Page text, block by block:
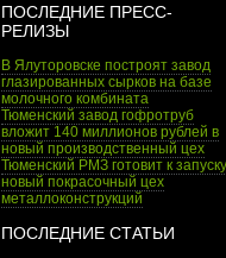
ПОСЛЕДНИЕ ПРЕСС-
РЕЛИЗЫ
В Ялуторовске построят завод
глазированных сырков на базе
молочного комбината
Тюменский завод гофротруб
вложит 140 миллионов рублей в
новый производственный цех
Тюменский РМЗ готовит к запуску
новый покрасочный цех
металлоконструкций
ПОСЛЕДНИЕ СТАТЬИ